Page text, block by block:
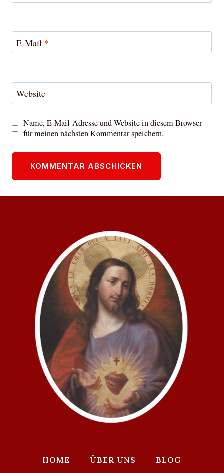
E-Mail *
Website
Name, E-Mail-Adresse und Website in diesem Browser
für meinen nächsten Kommentar speichern.
HOME ÜBER UNS
BLOG